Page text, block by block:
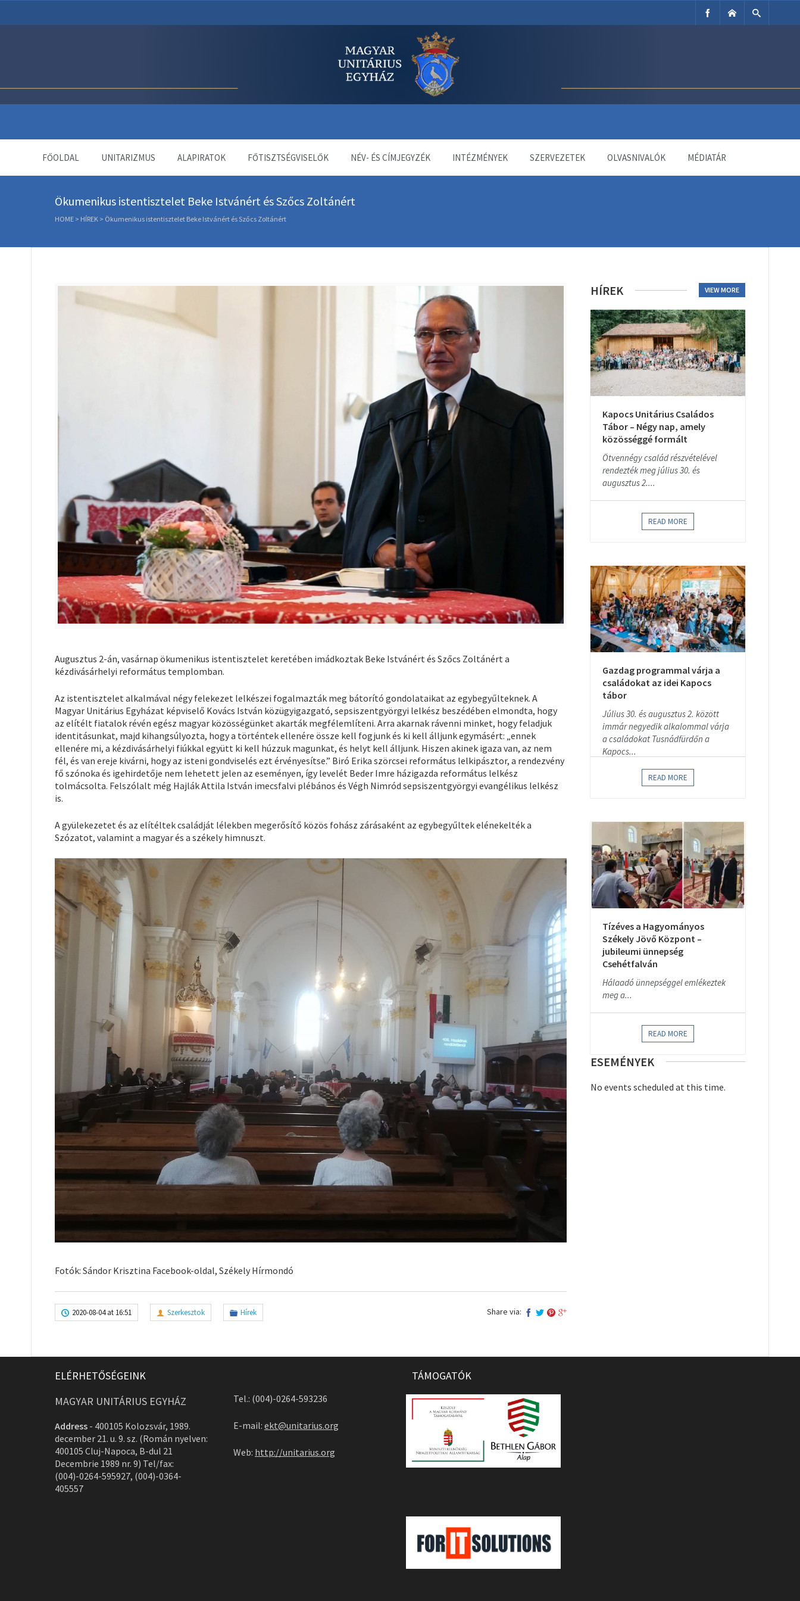
FŐOLDAL UNITARIZMUS ALAPIRATOK FŐTISZTSÉGVISELŐK NÉV- ÉS CÍMJEGYZÉK INTÉZMÉNYEK SZERVEZETEK OLVASNIVALÓK MÉDIATÁR
Ökumenikus istentisztelet Beke Istvánért és Szőcs Zoltánért
HOME > HÍREK > Ökumenikus istentisztelet Beke Istvánért és Szőcs Zoltánért
Augusztus 2-án, vasárnap ökumenikus istentisztelet keretében imádkoztak Beke Istvánért és Szőcs Zoltánért a
kézdivásárhelyi református templomban.
Az istentisztelet alkalmával négy felekezet lelkészei fogalmazták meg bátorító gondolataikat az egybegyűlteknek. A
Magyar Unitárius Egyházat képviselő Kovács István közügyigazgató, sepsiszentgyörgyi lelkész beszédében elmondta, hogy
az elítélt fiatalok révén egész magyar közösségünket akarták megfélemlíteni. Arra akarnak rávenni minket, hogy feladjuk
identitásunkat, majd kihangsúlyozta, hogy a történtek ellenére össze kell fogjunk és ki kell álljunk egymásért: „ennek
ellenére mi, a kézdivásárhelyi fiúkkal együtt ki kell húzzuk magunkat, és helyt kell álljunk. Hiszen akinek igaza van, az nem
fél, és van ereje kivárni, hogy az isteni gondviselés ezt érvényesítse.” Biró Erika szörcsei református lelkipásztor, a rendezvény
fő szónoka és igehirdetője nem lehetett jelen az eseményen, így levelét Beder Imre házigazda református lelkész
tolmácsolta. Felszólalt még Hajlák Attila István imecsfalvi plébános és Végh Nimród sepsiszentgyörgyi evangélikus lelkész
is.
A gyülekezetet és az elítéltek családját lélekben megerősítő közös fohász zárásaként az egybegyűltek elénekelték a
Szózatot, valamint a magyar és a székely himnuszt.
Fotók: Sándor Krisztina Facebook-oldal, Székely Hírmondó
2020-08-04 at 16:51 Szerkesztok Hírek Share via:
HÍREK VIEW MORE
Kapocs Unitárius Családos
Tábor – Négy nap, amely
közösséggé formált
Ötvennégy család részvételével
rendezték meg július 30. és
augusztus 2....
READ MORE
Gazdag programmal várja a
családokat az idei Kapocs
tábor
Július 30. és augusztus 2. között
immár negyedik alkalommal várja
a családokat Tusnádfürdőn a
Kapocs...
READ MORE
Tízéves a Hagyományos
Székely Jövő Központ –
jubileumi ünnepség
Csehétfalván
Hálaadó ünnepséggel emlékeztek
meg a...
READ MORE
ESEMÉNYEK
No events scheduled at this time.
ELÉRHETŐSÉGEINK
MAGYAR UNITÁRIUS EGYHÁZ
Address - 400105 Kolozsvár, 1989.
december 21. u. 9. sz. (Román nyelven:
400105 Cluj-Napoca, B-dul 21
Decembrie 1989 nr. 9) Tel/fax:
(004)-0264-595927, (004)-0364-
405557
Tel.: (004)-0264-593236
E-mail: ekt@unitarius.org
Web: http://unitarius.org
TÁMOGATÓK